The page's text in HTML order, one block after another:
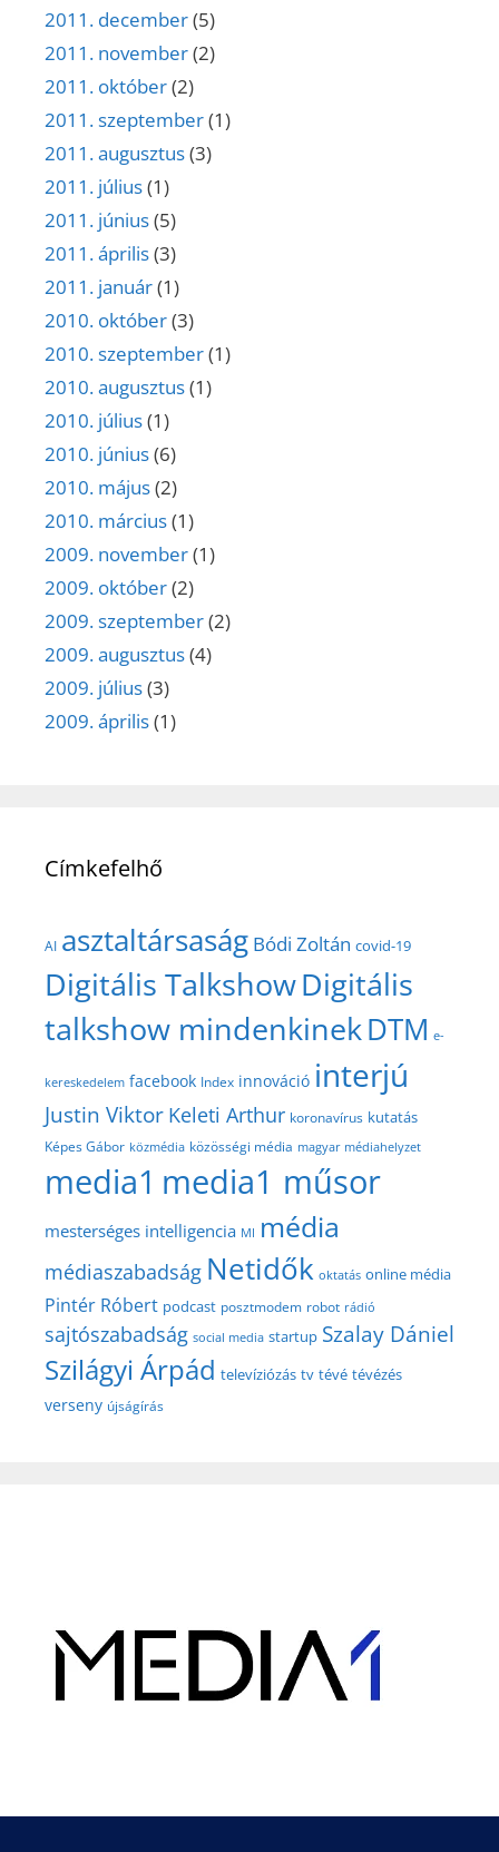
2011. december(5)
2011. november(2)
2011. október(2)
2011. szeptember(1)
2011. augusztus(3)
2011. július(1)
2011. június(5)
2011. április(3)
2011. január(1)
2010. október(3)
2010. szeptember(1)
2010. augusztus(1)
2010. július(1)
2010. június(6)
2010. május(2)
2010. március(1)
2009. november(1)
2009. október(2)
2009. szeptember(2)
2009. augusztus(4)
2009. július(3)
2009. április(1)
Címkefelhő
AI asztaltársaság Bódi Zoltán covid-19
Digitális TalkshowDigitális
talkshow mindenkinekDTM e-
kereskedelem facebook Index innováció interjú
Justin Viktor Keleti Arthur koronavírus kutatás
Képes Gábor közmédia közösségi média magyar médiahelyzet
media1 media1 műsor
mesterséges intelligencia MI média
médiaszabadság Netidők oktatás online média
Pintér Róbert podcast posztmodem robot rádió
sajtószabadság social media startup Szalay Dániel
Szilágyi Árpád televíziózás tv tévé tévézés
verseny újságírás